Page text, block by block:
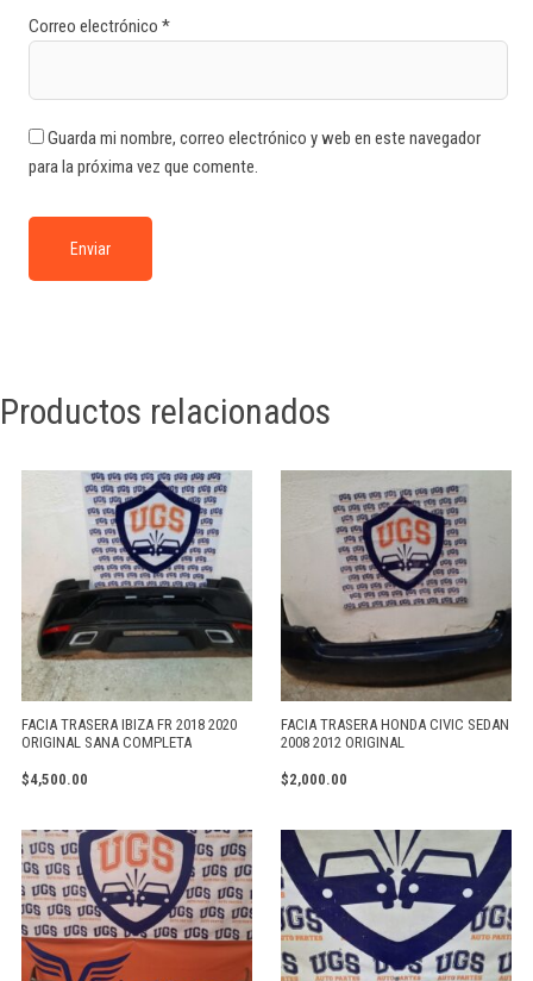
Correo electrónico *
Guarda mi nombre, correo electrónico y web en este navegador
para la próxima vez que comente.
Productos relacionados
FACIA TRASERA IBIZA FR 2018 2020
ORIGINAL SANA COMPLETA
$4,500.00
FACIA TRASERA HONDA CIVIC SEDAN
2008 2012 ORIGINAL
$2,000.00